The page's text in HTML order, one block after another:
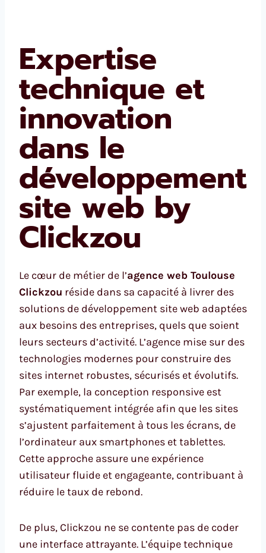
Expertise
technique et
innovation
dans le
développement
site web by
Clickzou
Le cœur de métier de l’agence web Toulouse
Clickzou réside dans sa capacité à livrer des
solutions de développement site web adaptées
aux besoins des entreprises, quels que soient
leurs secteurs d’activité. L’agence mise sur des
technologies modernes pour construire des
sites internet robustes, sécurisés et évolutifs.
Par exemple, la conception responsive est
systématiquement intégrée afin que les sites
s’ajustent parfaitement à tous les écrans, de
l’ordinateur aux smartphones et tablettes.
Cette approche assure une expérience
utilisateur fluide et engageante, contribuant à
réduire le taux de rebond.
De plus, Clickzou ne se contente pas de coder
une interface attrayante. L’équipe technique